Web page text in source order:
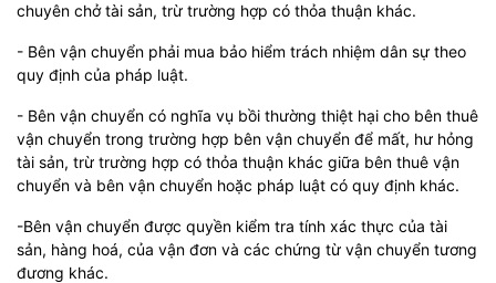
chuyên chở tài sản, trừ trường hợp có thỏa thuận khác.
- Bên vận chuyển phải mua bảo hiểm trách nhiệm dân sự theo
quy định của pháp luật.
- Bên vận chuyển có nghĩa vụ bồi thường thiệt hại cho bên thuê
vận chuyển trong trường hợp bên vận chuyển để mất, hư hỏng
tài sản, trừ trường hợp có thỏa thuận khác giữa bên thuê vận
chuyển và bên vận chuyển hoặc pháp luật có quy định khác.
-Bên vận chuyển được quyền kiểm tra tính xác thực của tài
sản, hàng hoá, của vận đơn và các chứng từ vận chuyển tương
đương khác.